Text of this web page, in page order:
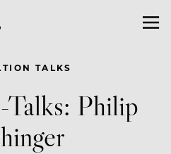
TALKS
Philip